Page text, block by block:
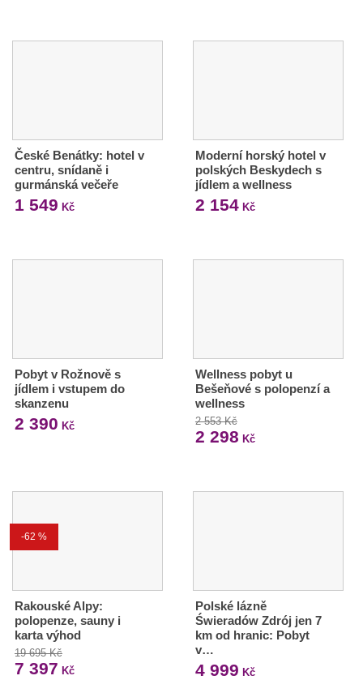
České Benátky: hotel v
centru, snídaně i
gurmánská večeře
1 549 Kč
Moderní horský hotel v
polských Beskydech s
jídlem a wellness
2 154Kč
Pobyt v Rožnově s
jídlem i vstupem do
skanzenu
2 390 Kč
Wellness pobyt u
Bešeňové s polopenzí a
wellness
2 553 Kč
2 298 Kč
-62 %
Rakouské Alpy:
polopenze, sauny i
karta výhod
19 695 Kč
7 397 Kč
Polské lázně
Świeradów Zdrój jen 7
km od hranic: Pobyt
v…
4 999 Kč